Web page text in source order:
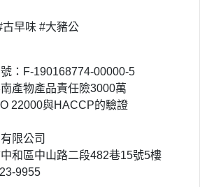
早味 #大豬公
：F-190168774-00000-5
產物產品責任險3000萬
22000與HACCP的驗證
限公司
和區中山路二段482巷15號5樓
9955